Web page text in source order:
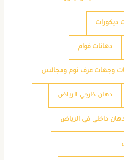
ديكورات
دهانات فوام
وجهات عرف نوم ومجالس
دهان خارجي الرياض
داخلي في الرياض